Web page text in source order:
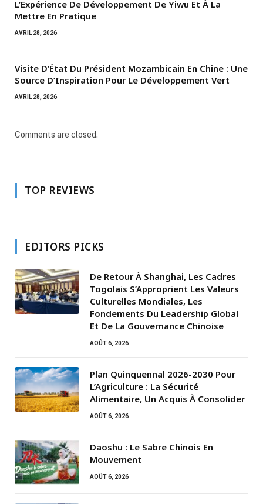
L’Expérience De Développement De Yiwu Et À La
Mettre En Pratique
AVRIL 28, 2026
Visite D’État Du Président Mozambicain En Chine : Une
Source D’Inspiration Pour Le Développement Vert
AVRIL 28, 2026
Comments are closed.
TOP REVIEWS
EDITORS PICKS
De Retour À Shanghai, Les Cadres
Togolais S’Approprient Les Valeurs
Culturelles Mondiales, Les
Fondements Du Leadership Global
Et De La Gouvernance Chinoise
AOÛT 6, 2026
Plan Quinquennal 2026-2030 Pour
L’Agriculture : La Sécurité
Alimentaire, Un Acquis À Consolider
AOÛT 6, 2026
Daoshu : Le Sabre Chinois En
Mouvement
AOÛT 6, 2026